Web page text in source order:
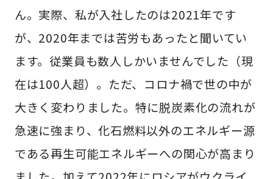
ん。実際、私が入社したのは2021年です
が、2020年までは苦労もあったと聞いてい
ます。従業員も数人しかいませんでした（現
在は100人超）。ただ、コロナ禍で世の中が
大きく変わりました。特に脱炭素化の流れが
急速に強まり、化石燃料以外のエネルギー源
である再生可能エネルギーへの関心が高まり